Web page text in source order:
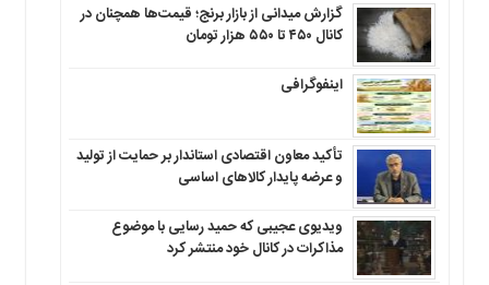
گزارش میدانی از بازار برنج؛ قیمت‌ها همچنان در
کانال ۴۵۰ تا ۵۵۰ هزار تومان
اینفوگرافی
تأکید معاون اقتصادی استاندار بر حمایت از تولید
و عرضه پایدار کالاهای اساسی
ویدیوی عجیبی که حمید رسایی با موضوع
مذاکرات در کانال خود منتشر کرد